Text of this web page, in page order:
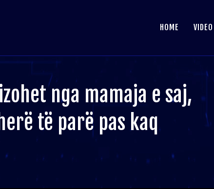
HOME VIDEO
nga mamaja e saj,
të parë pas kaq